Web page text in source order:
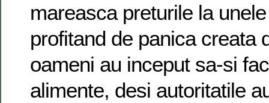
mareasca preturile la
profitand de panica creata
oameni au inceput sa-si
alimente, desi autoritatile